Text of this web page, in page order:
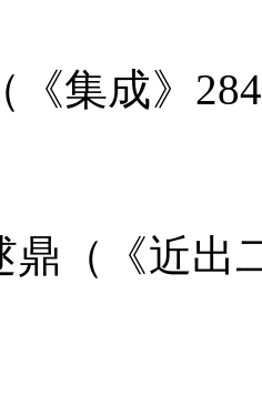
集成》
鼎（《近出